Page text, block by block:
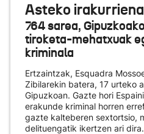
Asteko irakurriena
764 sarea,
tiroketa-mehatxuak
kriminala
Ertzaintzak, Esquadra
Zibilarekin batera, 17 urteko
Gipuzkoan. Gazte hori
erakunde kriminal horren
gazte kalteberen sextortsio,
delituengatik ikertzen ari dira.